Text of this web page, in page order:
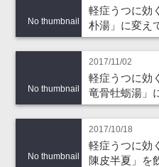
No thumbnail
軽症うつに
朴湯」に変え
No thumbnail
2017/11/02
軽症うつに
竜骨牡蛎湯」
No thumbnail
2017/10/18
軽症うつに効
陳皮半夏」を